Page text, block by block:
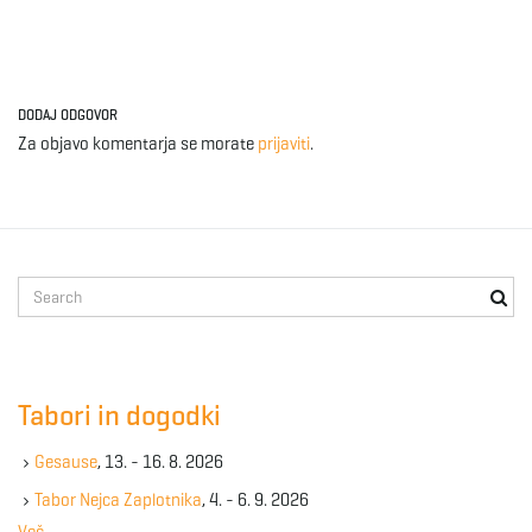
DODAJ ODGOVOR
Za objavo komentarja se morate prijaviti.
e
e
y
w
Tabori in dogodki
Gesause, 13. - 16. 8. 2026
Tabor Nejca Zaplotnika, 4. - 6. 9. 2026